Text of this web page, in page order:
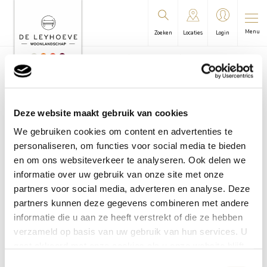
Deze website maakt gebruik van cookies
We gebruiken cookies om content en advertenties te
personaliseren, om functies voor social media te bieden
en om ons websiteverkeer te analyseren. Ook delen we
informatie over uw gebruik van onze site met onze
partners voor social media, adverteren en analyse. Deze
partners kunnen deze gegevens combineren met andere
informatie die u aan ze heeft verstrekt of die ze hebben
verzameld op basis van uw gebruik van hun services. U
Zoeken Locaties Login Menu
U bevindt zich hier:
informatie | Zorg
Informatieblad
zorgdomotica